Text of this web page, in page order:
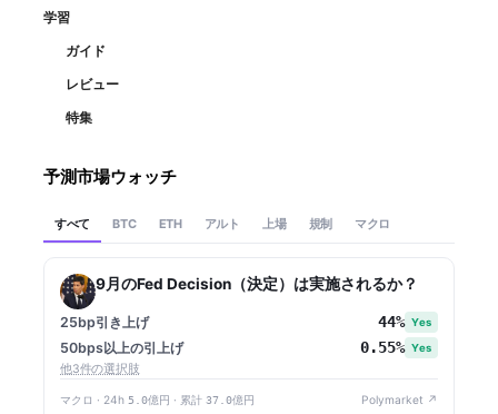
学習
ガイド
レビュー
特集
予測市場ウォッチ
すべて BTC ETH アルト 上場 規制 マクロ
9月のFed Decision（決定）は実施されるか？
25bp引き上げ 44% Yes
50bps以上の引上げ 0.55% Yes
他3件の選択肢
マクロ · 24h 5.0億円 · 累計 37.0億円 Polymarket ↗